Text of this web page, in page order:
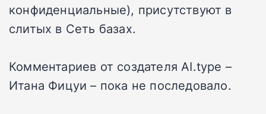
конфиденциальные), присутствуют в
слитых в Сеть базах.
Комментариев от создателя AI.type –
Итана Фицуи – пока не последовало.